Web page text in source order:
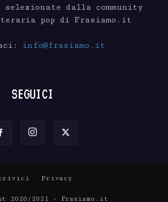
selezionate dalla community
pop di Frasiamo.it
info@frasiamo.it
SEGUICI
Privacy
2020/2021 - Frasiamo.it